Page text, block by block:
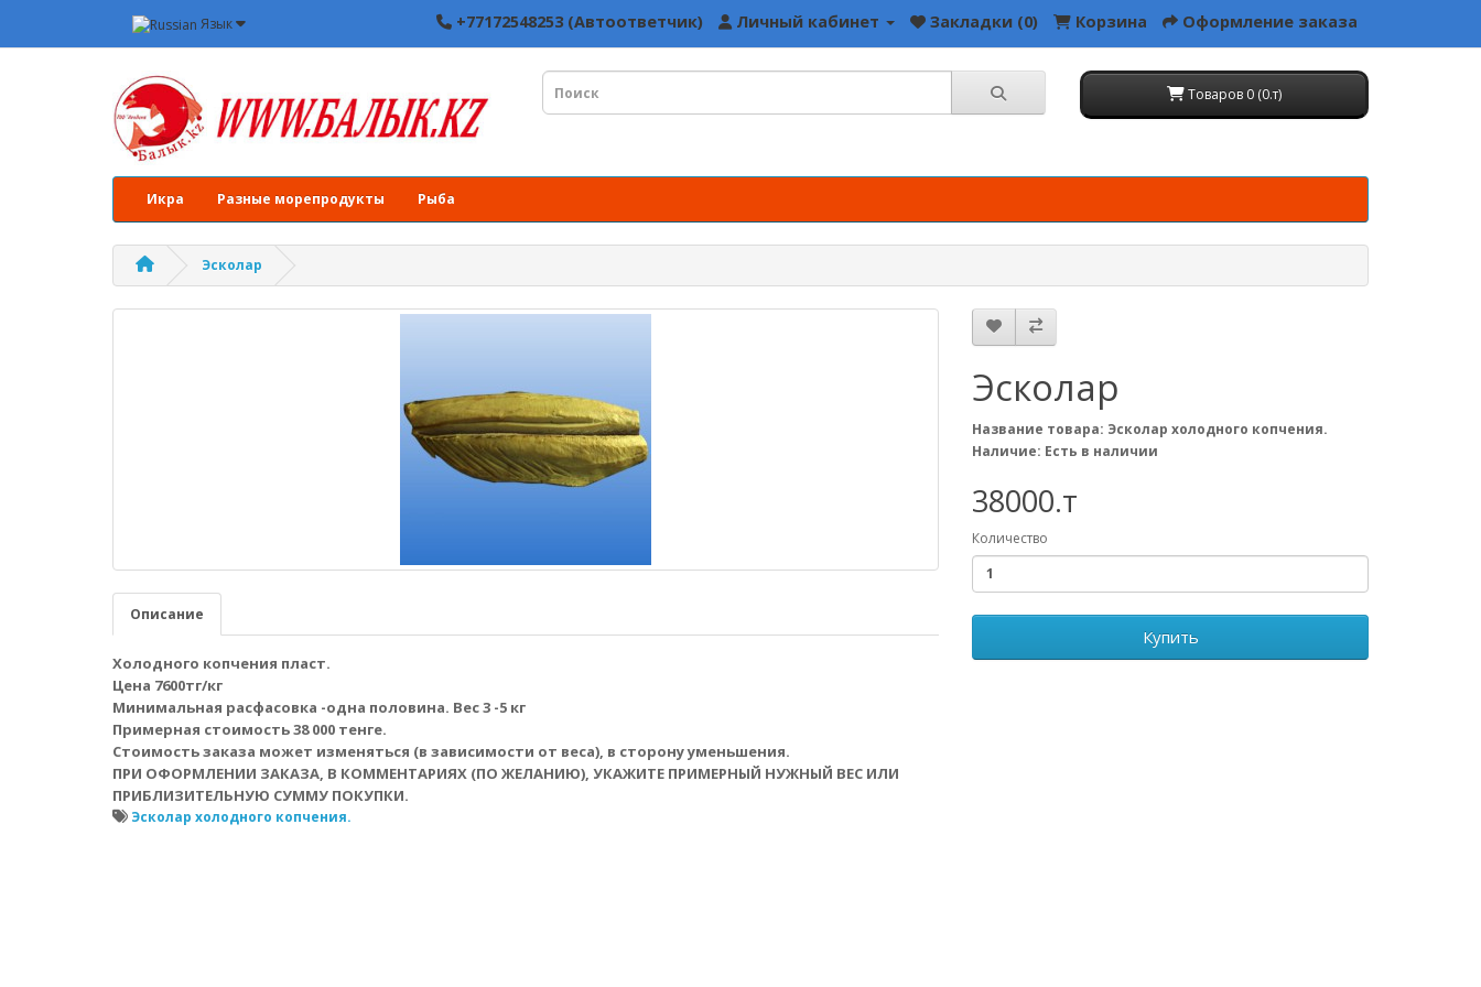
Язык +77172548253 (Автоответчик) Личный кабинет Закладки (0) Корзина Оформление заказа
Товаров 0 (0.т)
Икра Разные морепродукты Рыба
Эсколар
Описание
Холодного копчения пласт.
Цена 7600тг/кг
Минимальная расфасовка -одна половина. Вес 3 -5 кг
Примерная стоимость 38 000 тенге.
Стоимость заказа может изменяться (в зависимости от веса), в сторону уменьшения.
ПРИ ОФОРМЛЕНИИ ЗАКАЗА, В КОММЕНТАРИЯХ (ПО ЖЕЛАНИЮ), УКАЖИТЕ ПРИМЕРНЫЙ НУЖНЫЙ ВЕС ИЛИ
ПРИБЛИЗИТЕЛЬНУЮ СУММУ ПОКУПКИ.
Эсколар
Название товара: Эсколар холодного копчения.
Наличие: Есть в наличии
38000.т
Количество
Купить
Эсколар холодного копчения.